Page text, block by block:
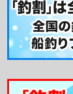
っちゃうかもし
メします！
釣り船
どうも！共盛
_)m ルアー人
切って始めち